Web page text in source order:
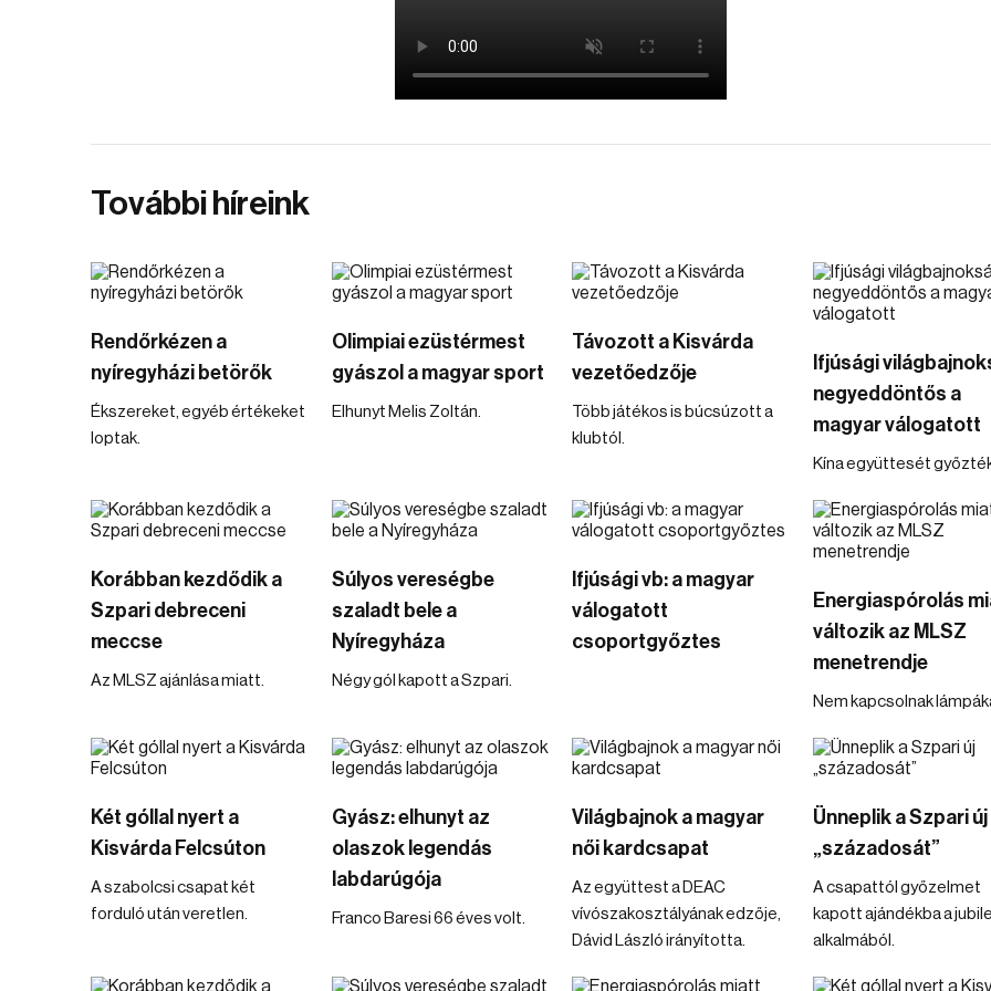
További híreink
Rendőrkézen a
nyíregyházi betörők
Ékszereket, egyéb értékeket
loptak.
Olimpiai ezüstérmest
gyászol a magyar sport
Elhunyt Melis Zoltán.
Távozott a Kisvárda
vezetőedzője
Több játékos is búcsúzott a
klubtól.
Ifjúsági
negyeddöntős a
magyar válogatott
Kína együttesét
Korábban kezdődik a
Szpari debreceni
meccse
Az MLSZ ajánlása miatt.
Súlyos vereségbe
szaladt bele a
Nyíregyháza
Négy gól kapott a Szpari.
Ifjúsági vb: a magyar
válogatott
csoportgyőztes
Energiaspórolás
változik az MLSZ
menetrendje
Nem kapcsolnak
Két góllal nyert a
Kisvárda Felcsúton
A szabolcsi csapat két
forduló után veretlen.
Gyász: elhunyt az
olaszok legendás
labdarúgója
Franco Baresi 66 éves volt.
Világbajnok a magyar
női kardcsapat
Az együttest a DEAC
vívószakosztályának edzője,
Dávid László irányította.
Ünneplik a Szpari új
„századosát”
A csapattól győzelmet
kapott ajándékba a
alkalmából.